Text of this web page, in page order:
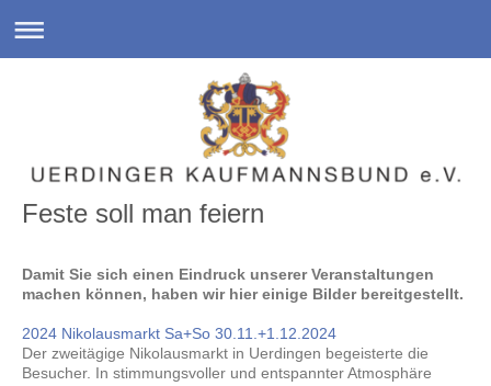
Feste soll man feiern
Damit Sie sich einen Eindruck unserer Veranstaltungen
machen können, haben wir hier einige Bilder bereitgestellt.
2024 Nikolausmarkt Sa+So 30.11.+1.12.2024
Der zweitägige Nikolausmarkt in Uerdingen begeisterte die
Besucher. In stimmungsvoller und entspannter Atmosphäre